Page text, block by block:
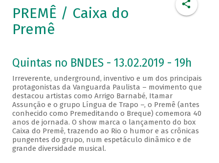
PREMÊ / Caixa do
Premê
Quintas no BNDES - 13.02.2019 - 19h
Irreverente, underground, inventivo e um dos principais
protagonistas da Vanguarda Paulista – movimento que
destacou artistas como Arrigo Barnabé, Itamar
Assunção e o grupo Língua de Trapo –, o Premê (antes
conhecido como Premeditando o Breque) comemora 40
anos de jornada. O show marca o lançamento do box
Caixa do Premê, trazendo ao Rio o humor e as crônicas
pungentes do grupo, num espetáculo dinâmico e de
grande diversidade musical.